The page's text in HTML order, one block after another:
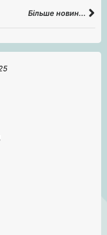
Більше новин...